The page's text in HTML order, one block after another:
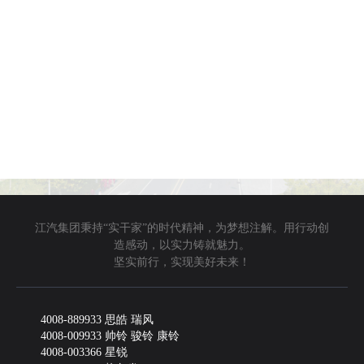
江汽集团秉持“实干家”的时代精神，为梦想注解。用行动创
造感动，以实力铸就魅力。
坚实前行，实现美好未来！
4008-889933 思皓 瑞风
4008-009933 帅铃 骏铃 康铃
4008-003366 星锐